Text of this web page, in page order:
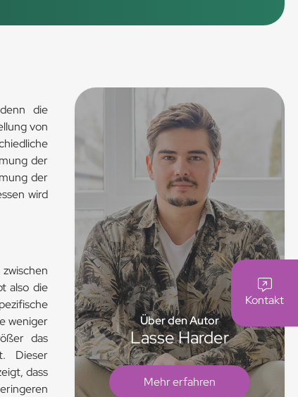
Kontakt
die
von
der
der
wird
also die
weniger
das
Dieser
dass
Über den Autor
Lasse Harder
Mehr erfahren